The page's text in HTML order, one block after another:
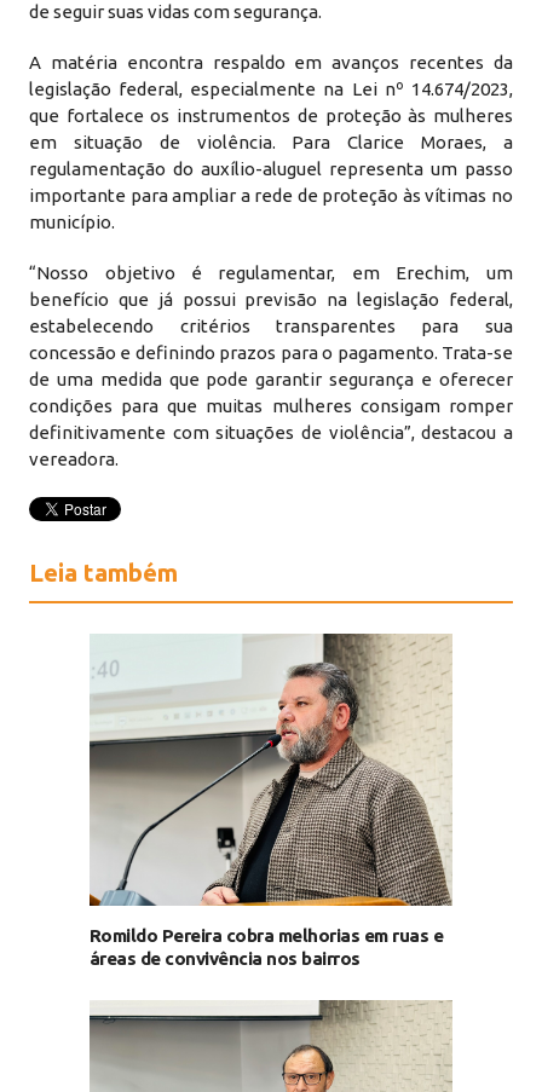
de seguir suas vidas com segurança.
A matéria encontra respaldo em avanços recentes da
legislação federal, especialmente na Lei nº 14.674/2023,
que fortalece os instrumentos de proteção às mulheres
em situação de violência. Para Clarice Moraes, a
regulamentação do auxílio-aluguel representa um passo
importante para ampliar a rede de proteção às vítimas no
município.
“Nosso objetivo é regulamentar, em Erechim, um
benefício que já possui previsão na legislação federal,
estabelecendo critérios transparentes para sua
concessão e definindo prazos para o pagamento. Trata-se
de uma medida que pode garantir segurança e oferecer
condições para que muitas mulheres consigam romper
definitivamente com situações de violência”, destacou a
vereadora.
Leia também
Romildo Pereira cobra melhorias em ruas e
áreas de convivência nos bairros